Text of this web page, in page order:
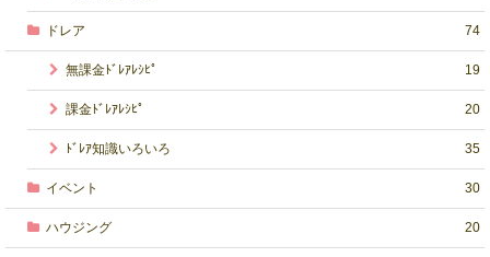
ドレア 74
無課金ﾄﾞﾚｱﾚｼﾋﾟ 19
課金ﾄﾞﾚｱﾚｼﾋﾟ 20
ﾄﾞﾚｱ知識いろいろ 35
イベント 30
ハウジング 20